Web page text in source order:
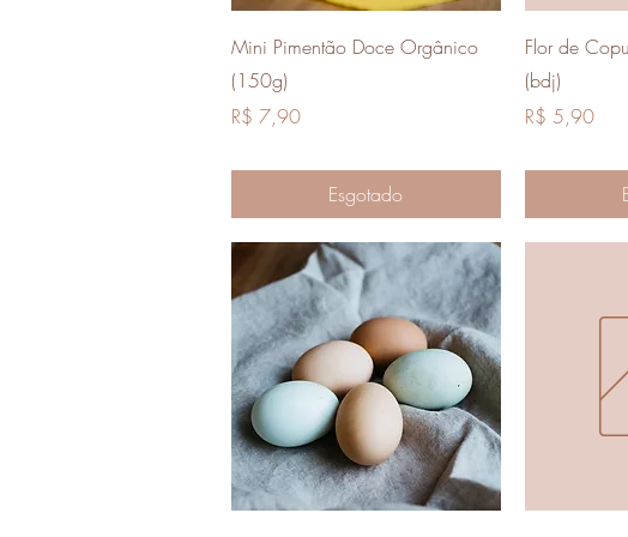
Visualização rápida
Mini Pimentão Doce Orgânico
(150g)
Preço
R$ 7,90
Esgotado
Flor de
(bdj)
Preço
R$ 5,90